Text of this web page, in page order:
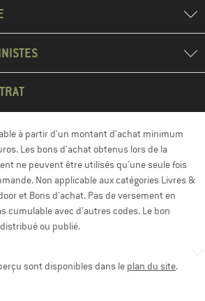
à partir d'un montant d'achat minimum
Les bons d'achat obtenus lors de la
ne peuvent être utilisés qu'une seule fois
Non applicable aux catégories Livres &
et Bons d'achat. Pas de versement en
cumulable avec d'autres codes. Le bon
ou publié.
sont disponibles dans le plan du site.